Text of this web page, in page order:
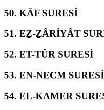
50. KĀF SURESİ
51. EẔ-ẔÂRİYÂT
52. ET-TÛR SURESİ
53. EN-NECM SURESİ
54. EL-KAMER